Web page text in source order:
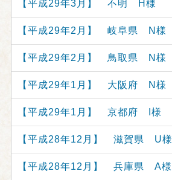
【平成29年3月】 不明 H様
【平成29年2月】 岐阜県 N様
【平成29年2月】 鳥取県 N様
【平成29年1月】 大阪府 N様
【平成29年1月】 京都府 I様
【平成28年12月】 滋賀県 U様
【平成28年12月】 兵庫県 A様